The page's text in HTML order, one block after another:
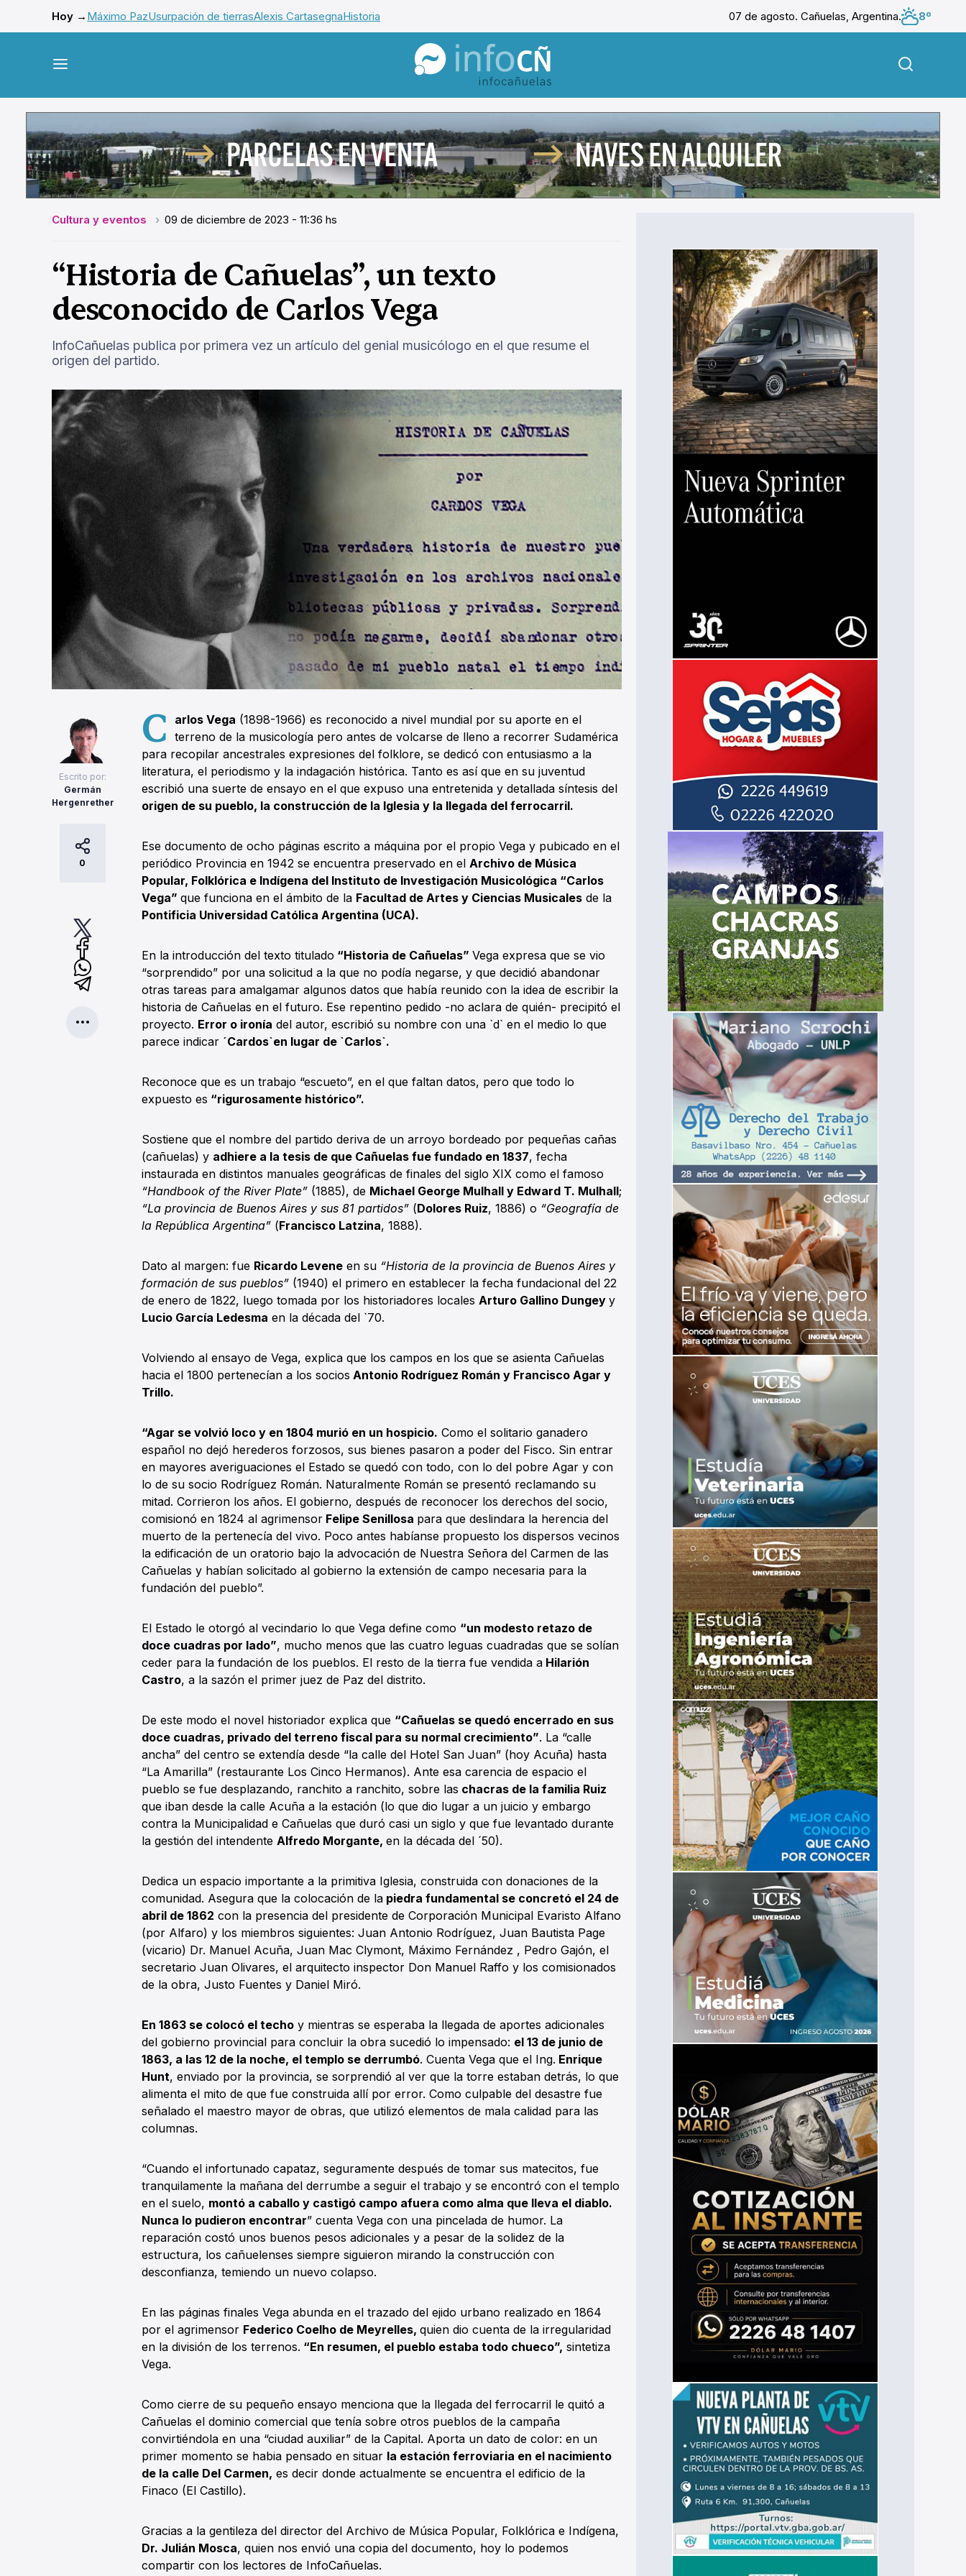
Hoy → Máximo PazUsurpación de tierrasAlexis CartasegnaHistoria 07 de agosto. Cañuelas, Argentina.
8º
InfoCañuelas
Cultura y eventos 09 de diciembre de 2023 - 11:36 hs
“Historia de Cañuelas”, un texto
desconocido de Carlos Vega
InfoCañuelas publica por primera vez un artículo del genial musicólogo en el que resume el
origen del partido.
Escrito por:
Germán
Hergenrether
0
C arlos Vega (1898-1966) es reconocido a nivel mundial por su aporte en el
terreno de la musicología pero antes de volcarse de lleno a recorrer Sudamérica
para recopilar ancestrales expresiones del folklore, se dedicó con entusiasmo a la
literatura, el periodismo y la indagación histórica. Tanto es así que en su juventud
escribió una suerte de ensayo en el que expuso una entretenida y detallada síntesis del
origen de su pueblo, la construcción de la Iglesia y la llegada del ferrocarril.
Ese documento de ocho páginas escrito a máquina por el propio Vega y pubicado en el
periódico Provincia en 1942 se encuentra preservado en el Archivo de Música
Popular, Folklórica e Indígena del Instituto de Investigación Musicológica “Carlos
Vega” que funciona en el ámbito de la Facultad de Artes y Ciencias Musicales de la
Pontificia Universidad Católica Argentina (UCA).
En la introducción del texto titulado “Historia de Cañuelas” Vega expresa que se vio
“sorprendido” por una solicitud a la que no podía negarse, y que decidió abandonar
otras tareas para amalgamar algunos datos que había reunido con la idea de escribir la
historia de Cañuelas en el futuro. Ese repentino pedido -no aclara de quién- precipitó el
proyecto. Error o ironía del autor, escribió su nombre con una `d` en el medio lo que
parece indicar ´Cardos`en lugar de `Carlos`.
Reconoce que es un trabajo “escueto”, en el que faltan datos, pero que todo lo
expuesto es “rigurosamente histórico”.
Sostiene que el nombre del partido deriva de un arroyo bordeado por pequeñas cañas
(cañuelas) y adhiere a la tesis de que Cañuelas fue fundado en 1837, fecha
instaurada en distintos manuales geográficas de finales del siglo XIX como el famoso
“Handbook of the River Plate” (1885), de Michael George Mulhall y ‎Edward T. Mulhall;
“La provincia de Buenos Aires y sus 81 partidos” (Dolores Ruiz, 1886) o “Geografía de
la República Argentina” (Francisco Latzina, 1888).
Dato al margen: fue Ricardo Levene en su “Historia de la provincia de Buenos Aires y
formación de sus pueblos” (1940) el primero en establecer la fecha fundacional del 22
de enero de 1822, luego tomada por los historiadores locales Arturo Gallino Dungey y
Lucio García Ledesma en la década del `70.
Volviendo al ensayo de Vega, explica que los campos en los que se asienta Cañuelas
hacia el 1800 pertenecían a los socios Antonio Rodríguez Román y Francisco Agar y
Trillo.
“Agar se volvió loco y en 1804 murió en un hospicio. Como el solitario ganadero
español no dejó herederos forzosos, sus bienes pasaron a poder del Fisco. Sin entrar
en mayores averiguaciones el Estado se quedó con todo, con lo del pobre Agar y con
lo de su socio Rodríguez Román. Naturalmente Román se presentó reclamando su
mitad. Corrieron los años. El gobierno, después de reconocer los derechos del socio,
comisionó en 1824 al agrimensor Felipe Senillosa para que deslindara la herencia del
muerto de la pertenecía del vivo. Poco antes habíanse propuesto los dispersos vecinos
la edificación de un oratorio bajo la advocación de Nuestra Señora del Carmen de las
Cañuelas y habían solicitado al gobierno la extensión de campo necesaria para la
fundación del pueblo”.
El Estado le otorgó al vecindario lo que Vega define como “un modesto retazo de
doce cuadras por lado”, mucho menos que las cuatro leguas cuadradas que se solían
ceder para la fundación de los pueblos. El resto de la tierra fue vendida a Hilarión
Castro, a la sazón el primer juez de Paz del distrito.
De este modo el novel historiador explica que “Cañuelas se quedó encerrado en sus
doce cuadras, privado del terreno fiscal para su normal crecimiento”. La “calle
ancha” del centro se extendía desde “la calle del Hotel San Juan” (hoy Acuña) hasta
“La Amarilla” (restaurante Los Cinco Hermanos). Ante esa carencia de espacio el
pueblo se fue desplazando, ranchito a ranchito, sobre las chacras de la familia Ruiz
que iban desde la calle Acuña a la estación (lo que dio lugar a un juicio y embargo
contra la Municipalidad e Cañuelas que duró casi un siglo y que fue levantado durante
la gestión del intendente Alfredo Morgante, en la década del ´50).
Dedica un espacio importante a la primitiva Iglesia, construida con donaciones de la
comunidad. Asegura que la colocación de la piedra fundamental se concretó el 24 de
abril de 1862 con la presencia del presidente de Corporación Municipal Evaristo Alfano
(por Alfaro) y los miembros siguientes: Juan Antonio Rodríguez, Juan Bautista Page
(vicario) Dr. Manuel Acuña, Juan Mac Clymont, Máximo Fernández , Pedro Gajón, el
secretario Juan Olivares, el arquitecto inspector Don Manuel Raffo y los comisionados
de la obra, Justo Fuentes y Daniel Miró.
En 1863 se colocó el techo y mientras se esperaba la llegada de aportes adicionales
del gobierno provincial para concluir la obra sucedió lo impensado: el 13 de junio de
1863, a las 12 de la noche, el templo se derrumbó. Cuenta Vega que el Ing. Enrique
Hunt, enviado por la provincia, se sorprendió al ver que la torre estaban detrás, lo que
alimenta el mito de que fue construida allí por error. Como culpable del desastre fue
señalado el maestro mayor de obras, que utilizó elementos de mala calidad para las
columnas.
“Cuando el infortunado capataz, seguramente después de tomar sus matecitos, fue
tranquilamente la mañana del derrumbe a seguir el trabajo y se encontró con el templo
en el suelo, montó a caballo y castigó campo afuera como alma que lleva el diablo.
Nunca lo pudieron encontrar” cuenta Vega con una pincelada de humor. La
reparación costó unos buenos pesos adicionales y a pesar de la solidez de la
estructura, los cañuelenses siempre siguieron mirando la construcción con
desconfianza, temiendo un nuevo colapso.
En las páginas finales Vega abunda en el trazado del ejido urbano realizado en 1864
por el agrimensor Federico Coelho de Meyrelles, quien dio cuenta de la irregularidad
en la división de los terrenos. “En resumen, el pueblo estaba todo chueco”, sintetiza
Vega.
Como cierre de su pequeño ensayo menciona que la llegada del ferrocarril le quitó a
Cañuelas el dominio comercial que tenía sobre otros pueblos de la campaña
convirtiéndola en una “ciudad auxiliar” de la Capital. Aporta un dato de color: en un
primer momento se habia pensado en situar la estación ferroviaria en el nacimiento
de la calle Del Carmen, es decir donde actualmente se encuentra el edificio de la
Finaco (El Castillo).
Gracias a la gentileza del director del Archivo de Música Popular, Folklórica e Indígena,
Dr. Julián Mosca, quien nos envió una copia del documento, hoy lo podemos
compartir con los lectores de InfoCañuelas.